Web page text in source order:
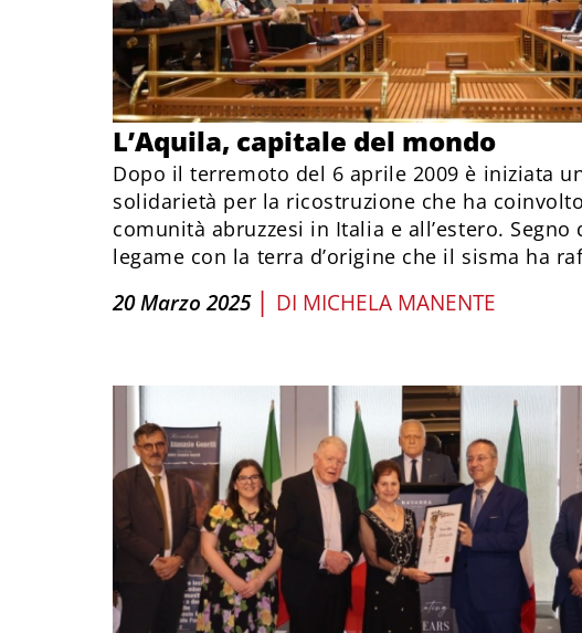
L’Aquila, capitale del mondo
Dopo il terremoto del 6 aprile 2009 è iniziata
solidarietà per la ricostruzione che ha
comunità abruzzesi in Italia e all’estero. Segno
legame con la terra d’origine che il sisma ha
20 Marzo 2025 | DI MICHELA MANENTE